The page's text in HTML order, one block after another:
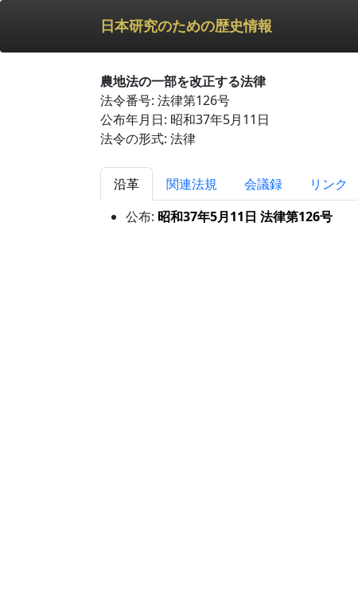
日本研究のための歴史情報
農地法の一部を改正する法律
法令番号: 法律第126号
公布年月日: 昭和37年5月11日
法令の形式: 法律
沿革 関連法規 会議録
リンク
公布: 昭和37年5月11日 法律第126号